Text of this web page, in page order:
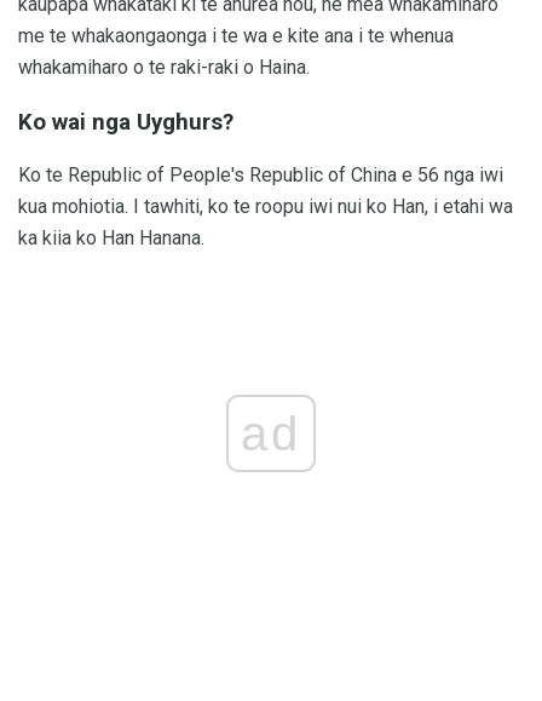
me te whakaongaonga i te wa e kite ana i te whenua
whakamiharo o te raki-raki o Haina.
Ko wai nga Uyghurs?
Ko te Republic of People's Republic of China e 56 nga iwi
kua mohiotia. I tawhiti, ko te roopu iwi nui ko Han, i etahi wa
ka kiia ko Han Hanana.
ad